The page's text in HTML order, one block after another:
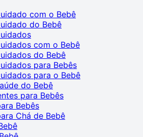
com o Bebê
do Bebê
com o Bebê
do Bebê
para Bebês
para o Bebê
do Bebê
para Bebês
Bebês
Chá de Bebê